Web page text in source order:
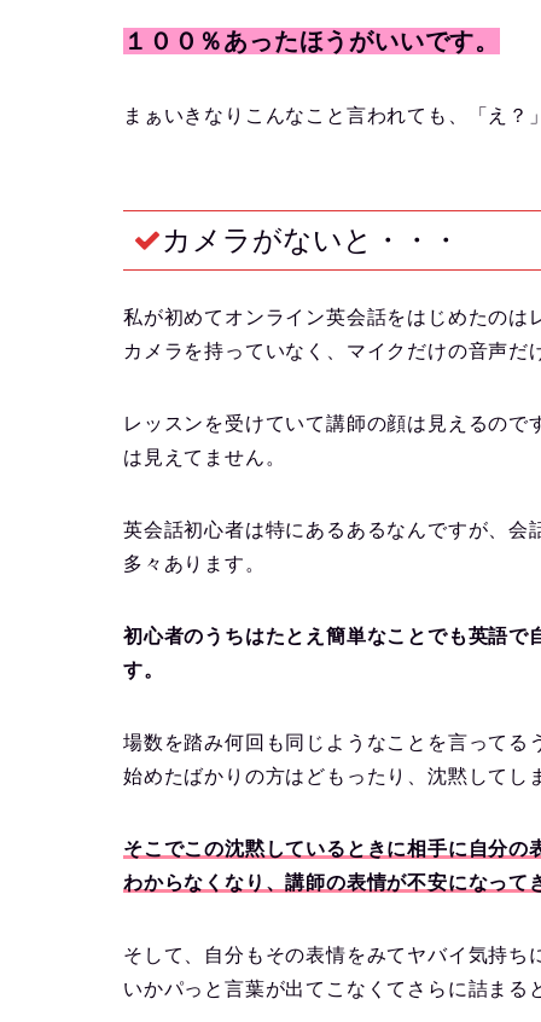
１００％あったほうがいいです。
まぁいきなりこんなこと言われても、「え
カメラがないと・・・
私が初めてオンライン英会話をはじめたの
カメラを持っていなく、マイクだけの音声だ
レッスンを受けていて講師の顔は見えるの
は見えてません。
英会話初心者は特にあるあるなんですが、
多々あります。
初心者のうちはたとえ簡単なことでも英語
す。
場数を踏み何回も同じようなことを言って
始めたばかりの方はどもったり、沈黙してし
そこでこの沈黙しているときに相手に自分
わからなくなり、講師の表情が不安になって
そして、自分もその表情をみてヤバイ気持
いかパっと言葉が出てこなくてさらに詰まる